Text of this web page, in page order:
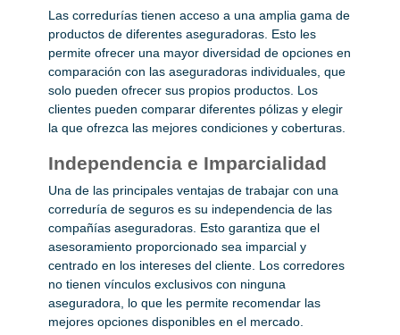
Las corredurías tienen acceso a una amplia gama de
productos de diferentes aseguradoras. Esto les
permite ofrecer una mayor diversidad de opciones en
comparación con las aseguradoras individuales, que
solo pueden ofrecer sus propios productos. Los
clientes pueden comparar diferentes pólizas y elegir
la que ofrezca las mejores condiciones y coberturas.
Independencia e Imparcialidad
Una de las principales ventajas de trabajar con una
correduría de seguros es su independencia de las
compañías aseguradoras. Esto garantiza que el
asesoramiento proporcionado sea imparcial y
centrado en los intereses del cliente. Los corredores
no tienen vínculos exclusivos con ninguna
aseguradora, lo que les permite recomendar las
mejores opciones disponibles en el mercado.